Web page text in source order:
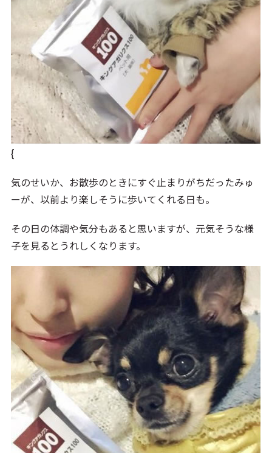
{
気のせいか、お散歩のときにすぐ止まりがちだったみゅ
ーが、以前より楽しそうに歩いてくれる日も。
その日の体調や気分もあると思いますが、元気そうな様
子を見るとうれしくなります。